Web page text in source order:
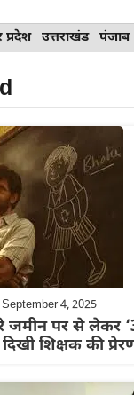
प्रदेश उत्तराखंड पंजाब
September 4, 2025
जमीन पर से लेकर
शिक्षक की